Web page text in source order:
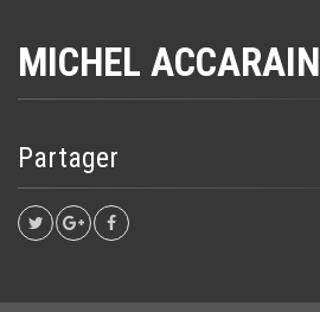
MICHEL ACCARAIN
Partager